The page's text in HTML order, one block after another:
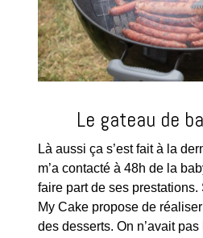
Le gateau de
Là aussi ça s’est fait à la
m’a contacté à 48h de la
faire part de ses prestations.
My Cake propose de
des desserts. On n’avait